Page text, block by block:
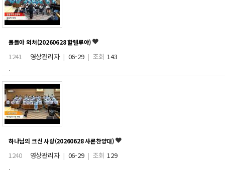
돌들아 외쳐(20260628 할렐루야)
1241 영상관리자 | 06-29 | 조회 143
.
하나님의 크신 사랑(20260628 샤론찬양대)
1240 영상관리자 | 06-29 | 조회 129
.